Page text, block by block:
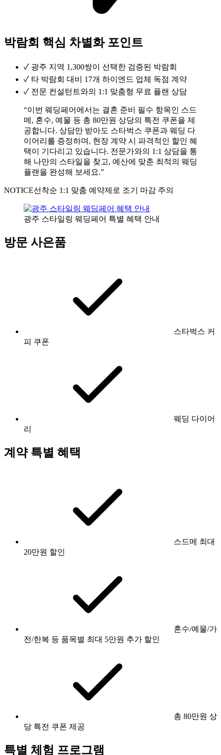
박람회 핵심 차별화 포인트
✓ 광주 지역 1,300쌍이 선택한 검증된 박람회
✓ 타 박람회 대비 17개 하이엔드 업체 독점 계약
✓ 전문 컨설턴트와의 1:1 맞춤형 무료 플랜 상담
“이번 웨딩페어에서는 결혼 준비 필수 항목인 스드
메, 혼수, 예물 등 총 80만원 상당의 특전 쿠폰을 제
공합니다. 상담만 받아도 스타벅스 쿠폰과 웨딩 다
이어리를 증정하며, 현장 계약 시 파격적인 할인 혜
택이 기다리고 있습니다. 전문가와의 1:1 상담을 통
해 나만의 스타일을 찾고, 예산에 맞춘 최적의 웨딩
플랜을 완성해 보세요.”
NOTICE선착순 1:1 맞춤 예약제로 조기 마감 주의
광주 스타일링 웨딩페어 특별 혜택 안내
방문 사은품
스타벅스 커
피 쿠폰
웨딩 다이어
리
계약 특별 혜택
스드메 최대
20만원 할인
혼수/예물/가
전/한복 등 품목별 최대 5만원 추가 할인
총 80만원 상
당 특전 쿠폰 제공
특별 체험 프로그램